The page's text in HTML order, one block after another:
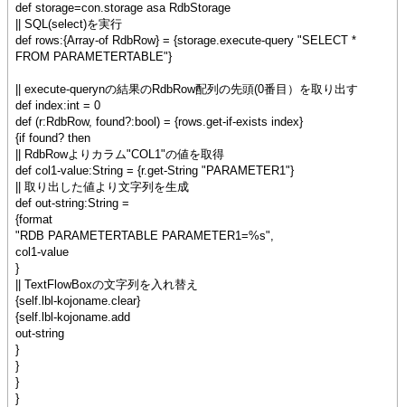
def storage=con.storage asa RdbStorage
|| SQL(select)を実行
def rows:{Array-of RdbRow} = {storage.execute-query "SELECT *
FROM PARAMETERTABLE"}
|| execute-querynの結果のRdbRow配列の先頭(0番目）を取り出す
def index:int = 0
def (r:RdbRow, found?:bool) = {rows.get-if-exists index}
{if found? then
|| RdbRowよりカラム"COL1"の値を取得
def col1-value:String = {r.get-String "PARAMETER1"}
|| 取り出した値より文字列を生成
def out-string:String =
{format
"RDB PARAMETERTABLE PARAMETER1=%s",
col1-value
}
|| TextFlowBoxの文字列を入れ替え
{self.lbl-kojoname.clear}
{self.lbl-kojoname.add
out-string
}
}
}
}